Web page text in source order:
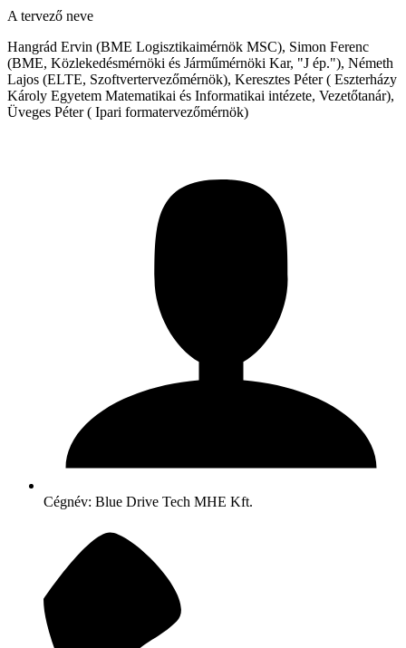
A tervező neve
Hangrád Ervin (BME Logisztikaimérnök MSC), Simon Ferenc
(BME, Közlekedésmérnöki és Járműmérnöki Kar, "J ép."), Németh
Lajos (ELTE, Szoftvertervezőmérnök), Keresztes Péter ( Eszterházy
Károly Egyetem Matematikai és Informatikai intézete, Vezetőtanár),
Üveges Péter ( Ipari formatervezőmérnök)
Cégnév: Blue Drive Tech MHE Kft.